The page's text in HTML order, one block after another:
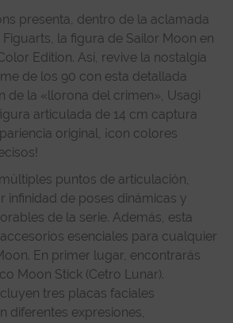
presenta, dentro de la aclamada
Figuarts, la figura de Sailor Moon en
Edition. Así, revive la nostalgia
de los 90 con esta detallada
de la «llorona del crimen», Usagi
articulada de 14 cm captura
original, ¡con colores
puntos de articulación,
infinidad de poses dinámicas y
de la serie. Además, esta
esenciales para cualquier
En primer lugar, encontrarás
Moon Stick (Cetro Lunar).
tres placas faciales
diferentes expresiones,